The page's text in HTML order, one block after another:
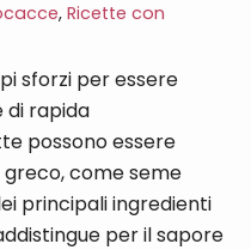
,Ricette con
sforzi per essere
di rapida
possono essere
come seme
principali ingredienti
per il sapore